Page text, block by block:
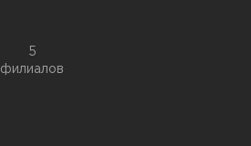
5
филиалов